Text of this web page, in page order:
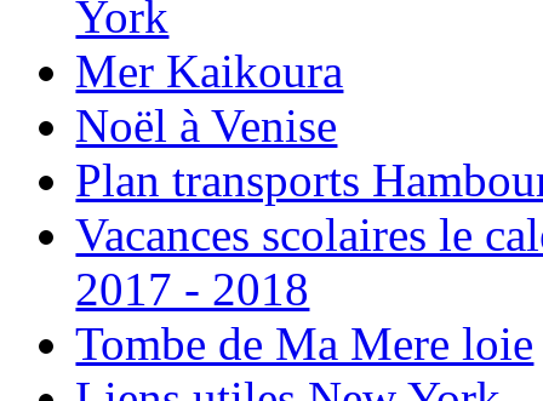
York
Mer Kaikoura
Noël à Venise
Plan transports
Vacances scolaires le
2017 - 2018
Tombe de Ma Mere loie